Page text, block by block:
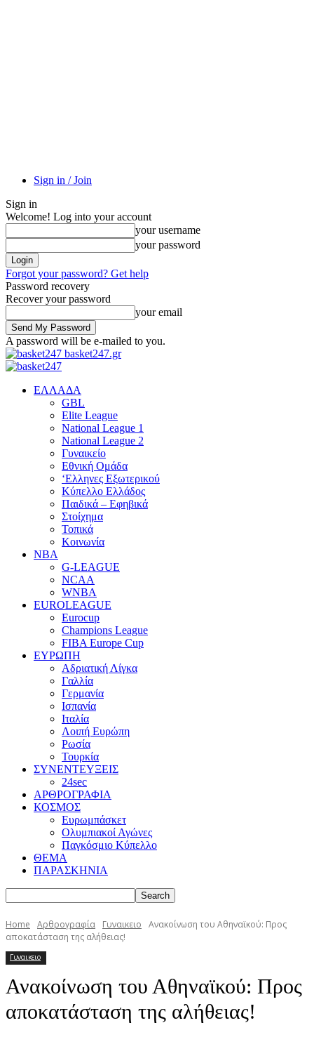
Sign in / Join
Sign in
Welcome! Log into your account
your username
your password
Forgot your password? Get help
Password recovery
Recover your password
your email
A password will be e-mailed to you.
basket247.gr
EΛΛΑΔΑ
GBL
Elite League
National League 1
National League 2
Γυναικείο
Εθνική Ομάδα
‘Ελληνες Εξωτερικού
Κύπελλο Ελλάδος
Παιδικά – Εφηβικά
Στοίχημα
Τοπικά
Κοινωνία
NBA
G-LEAGUE
NCAA
WNBA
ΕUROLEAGUE
Eurocup
Champions League
FIBA Europe Cup
ΕΥΡΩΠΗ
Αδριατική Λίγκα
Γαλλία
Γερμανία
Ισπανία
Ιταλία
Λοιπή Ευρώπη
Ρωσία
Τουρκία
ΣΥΝΕΝΤΕΥΞΕΙΣ
24sec
ΑΡΘΡΟΓΡΑΦΙΑ
ΚΟΣΜΟΣ
Ευρωμπάσκετ
Ολυμπιακοί Αγώνες
Παγκόσμιο Κύπελλο
ΘΕΜΑ
ΠΑΡΑΣΚΗΝΙΑ
Home Αρθρογραφία Γυναικειο
Ανακοίνωση του Αθηναϊκού: Προς
αποκατάσταση της αλήθειας!
Γυναικειο
Ανακοίνωση του Αθηναϊκού: Προς
αποκατάσταση της αλήθειας!